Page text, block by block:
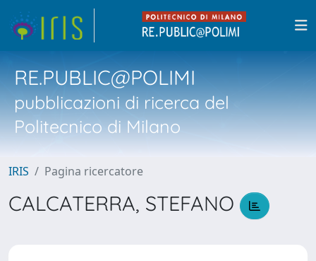
RE.PUBLIC@POLIMI
pubblicazioni di ricerca del
Politecnico di Milano
IRIS Pagina ricercatore
CALCATERRA, STEFANO